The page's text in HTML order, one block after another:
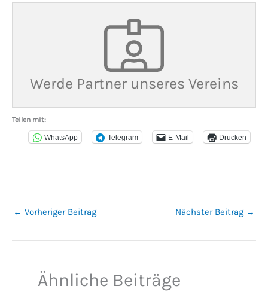
Werde Partner unseres Vereins
Teilen mit:
WhatsApp Telegram E-Mail Drucken
← Vorheriger Beitrag Nächster Beitrag →
Ähnliche Beiträge